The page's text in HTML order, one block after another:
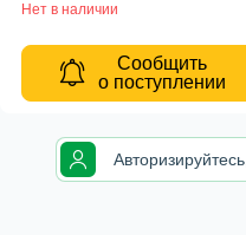
Нет в наличии
Сообщить
о поступлении
Авторизируйтесь,